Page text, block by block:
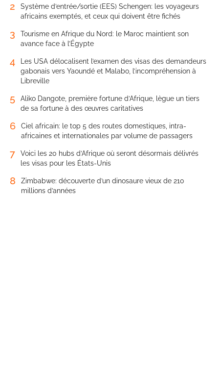
2
Système d’entrée/sortie (EES) Schengen: les voyageurs
africains exemptés, et ceux qui doivent être fichés
3
Tourisme en Afrique du Nord: le Maroc maintient son
avance face à l’Égypte
4
Les USA délocalisent l’examen des visas des demandeurs
gabonais vers Yaoundé et Malabo, l’incompréhension à
Libreville
5
Aliko Dangote, première fortune d’Afrique, lègue un tiers
de sa fortune à des œuvres caritatives
6
Ciel africain: le top 5 des routes domestiques, intra-
africaines et internationales par volume de passagers
7
Voici les 20 hubs d’Afrique où seront désormais délivrés
les visas pour les États-Unis
8
Zimbabwe: découverte d’un dinosaure vieux de 210
millions d’années